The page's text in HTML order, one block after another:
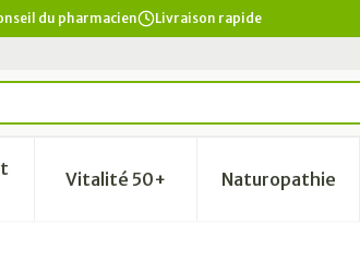
du pharmacien Livraison rapide
soins et hygiène
la catégorie Régime, alimentation &
le sous-menu pour la catégorie
Vitalité 50+Afficher le sous-menu pour
Naturopathie
Afficher